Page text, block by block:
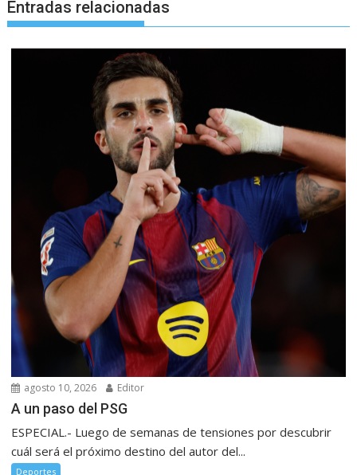
Entradas relacionadas
agosto 10, 2026 Editor
A un paso del PSG
ESPECIAL.- Luego de semanas de tensiones por descubrir
cuál será el próximo destino del autor del...
Deportes